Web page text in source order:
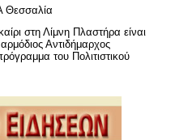
Θεσσαλία
στη Λίμνη Πλαστήρα είναι
Αντιδήμαρχος
του Πολιτιστικού